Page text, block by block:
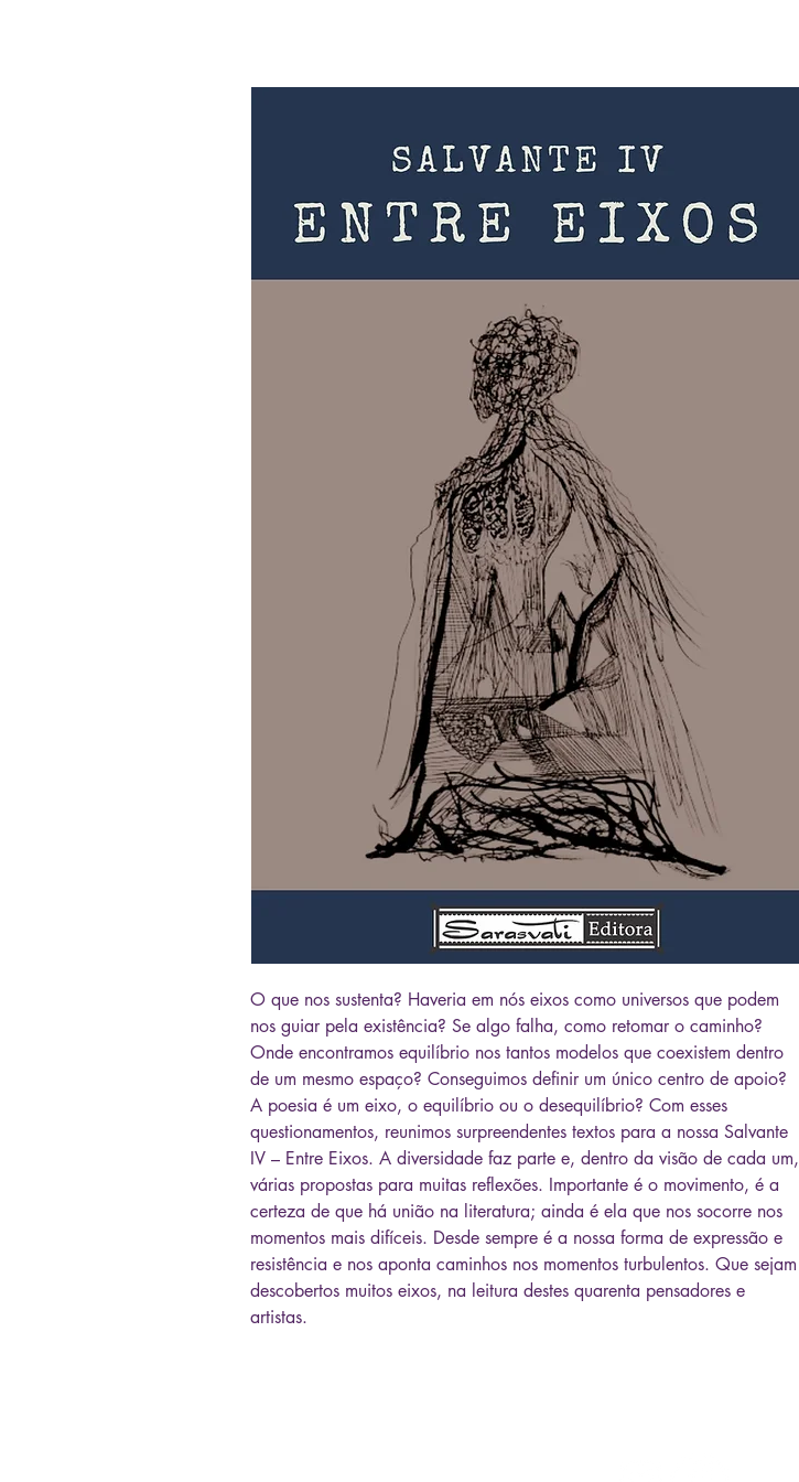
O que nos sustenta? Haveria em nós eixos como universos que podem
nos guiar pela existência? Se algo falha, como retomar o caminho?
Onde encontramos equilíbrio nos tantos modelos que coexistem dentro
de um mesmo espaço? Conseguimos definir um único centro de apoio?
A poesia é um eixo, o equilíbrio ou o desequilíbrio? Com esses
questionamentos, reunimos surpreendentes textos para a nossa Salvante
IV – Entre Eixos. A diversidade faz parte e, dentro da visão de cada um,
várias propostas para muitas reflexões. Importante é o movimento, é a
certeza de que há união na literatura; ainda é ela que nos socorre nos
momentos mais difíceis. Desde sempre é a nossa forma de expressão e
resistência e nos aponta caminhos nos momentos turbulentos. Que sejam
descobertos muitos eixos, na leitura destes quarenta pensadores e
artistas.